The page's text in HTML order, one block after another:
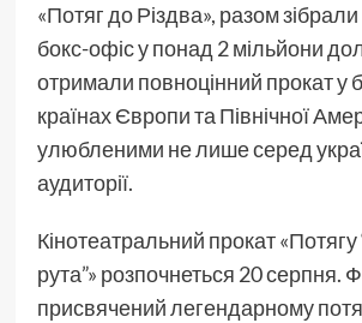
«Потяг до Різдва», разом
бокс-офіс у понад 2 мільйони
отримали повноцінний прокат у
країнах Європи та Північної
улюбленими не лише серед
аудиторії.
Кінотеатральний прокат
рута”» розпочнеться 20 серпня.
присвячений легендарному